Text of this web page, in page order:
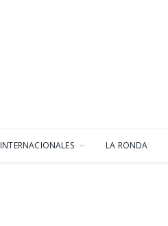
INTERNACIONALES LA RONDA